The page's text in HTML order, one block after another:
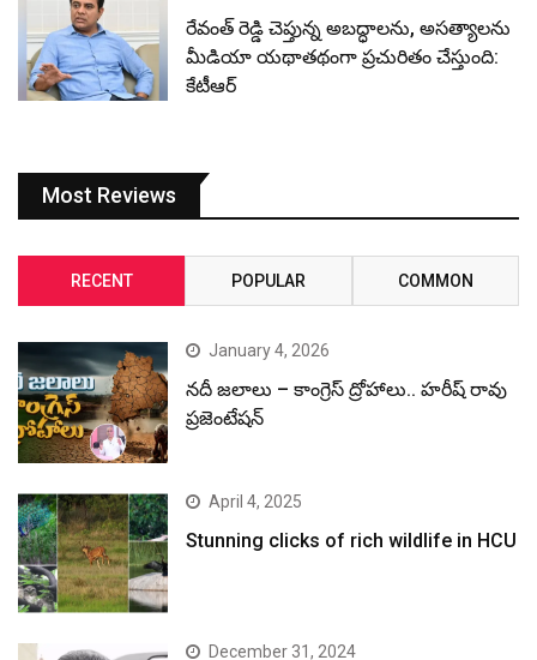
రేవంత్ రెడ్డి చెప్తున్న అబద్ధాలను, అసత్యాలను
మీడియా యథాతథంగా ప్రచురితం చేస్తుంది:
కేటీఆర్
Most Reviews
RECENT POPULAR COMMON
January 4, 2026
నదీ జలాలు – కాంగ్రెస్ ద్రోహాలు.. హరీష్ రావు
ప్రజెంటేషన్
April 4, 2025
Stunning clicks of rich wildlife in HCU
December 31, 2024